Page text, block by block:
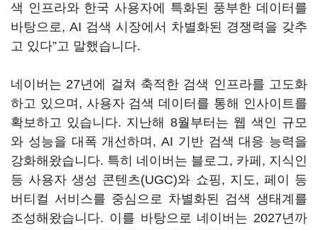
색 인프라와 한국 사용자에 특화된 풍부한 데이터를
바탕으로, AI 검색 시장에서 차별화된 경쟁력을 갖추
고 있다”고 말했습니다.
네이버는 27년에 걸쳐 축적한 검색 인프라를 고도화
하고 있으며, 사용자 검색 데이터를 통해 인사이트를
확보하고 있습니다. 지난해 8월부터는 웹 색인 규모
와 성능을 대폭 개선하며, AI 기반 검색 대응 능력을
강화해왔습니다. 특히 네이버는 블로그, 카페, 지식인
등 사용자 생성 콘텐츠(UGC)와 쇼핑, 지도, 페이 등
버티컬 서비스를 중심으로 차별화된 검색 생태계를
조성해왔습니다. 이를 바탕으로 네이버는 2027년까